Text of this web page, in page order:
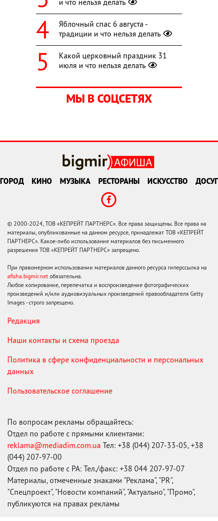
Яблочный спас 6 августа -
традиции и что нельзя делать
Какой церковный праздник 31
июля и что нельзя делать
МЫ В СОЦСЕТЯХ
ГОРОД КИНО МУЗЫКА РЕСТОРАНЫ ИСКУССТВО ДОСУГ
© 2000-2024, ТОВ «КЕПРЕЙТ ПАРТНЕРС». Все права защищены. Все права на
материалы, опубликованные на данном ресурсе, принадлежат ТОВ «КЕПРЕЙТ
ПАРТНЕРС». Какое-либо использование материалов без письменного
разрешения ТОВ «КЕПРЕЙТ ПАРТНЕРС» запрещено.
При правомерном использовании материалов данного ресурса гиперссылка на
afisha.bigmir.net обязательна.
Любое копирование, перепечатка и воспроизведение фотографических
произведений и/или аудиовизуальных произведений правообладателя Getty
Images - строго запрещено.
Редакция
Наши контакты и схема проезда
Политика в сфере конфиденциальности и персональных
данных
Пользовательское соглашение
По вопросам рекламы обращайтесь:
Отдел по работе с прямыми клиентами:
reklama@mediadim.com.ua Тел: +38 (044) 207-33-05, +38
(044) 207-97-00
Отдел по работе с РА: Тел./факс: +38 044 207-97-07
Материалы, отмеченные знаками "Реклама", "PR",
"Спецпроект", "Новости компаний", "Актуально", "Промо",
публикуются на правах рекламы